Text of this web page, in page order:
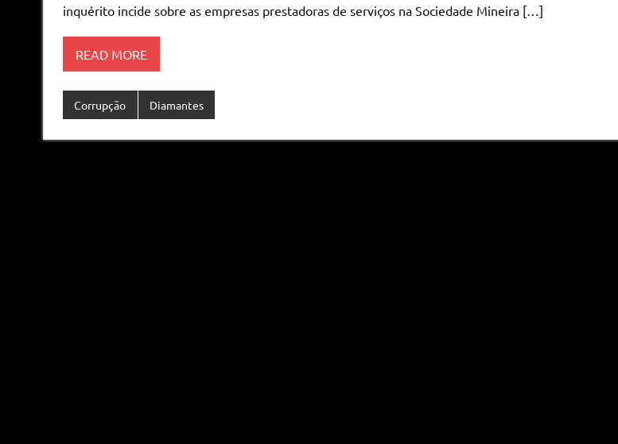
inquérito incide sobre as empresas prestadoras de serviços na Sociedade Mineira […]
READ MORE
Corrupção Diamantes